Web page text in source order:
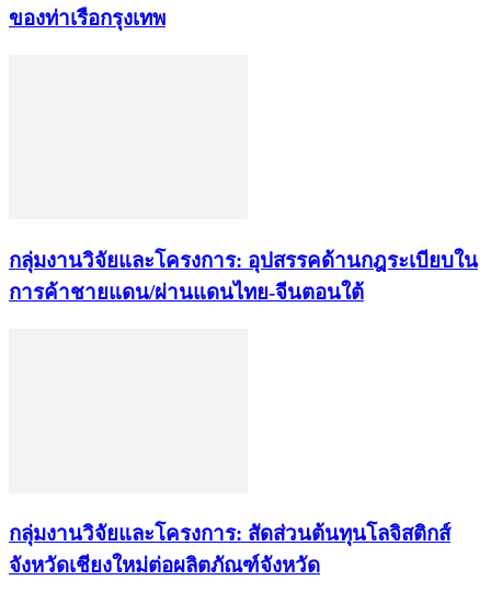
ของท่าเรือกรุงเทพ
กลุ่มงานวิจัยและโครงการ: อุปสรรคด้านกฎระเบียบใน
การค้าชายแดน/ผ่านแดนไทย-จีนตอนใต้
กลุ่มงานวิจัยและโครงการ: สัดส่วนต้นทุนโลจิสติกส์
จังหวัดเชียงใหม่ต่อผลิตภัณฑ์จังหวัด